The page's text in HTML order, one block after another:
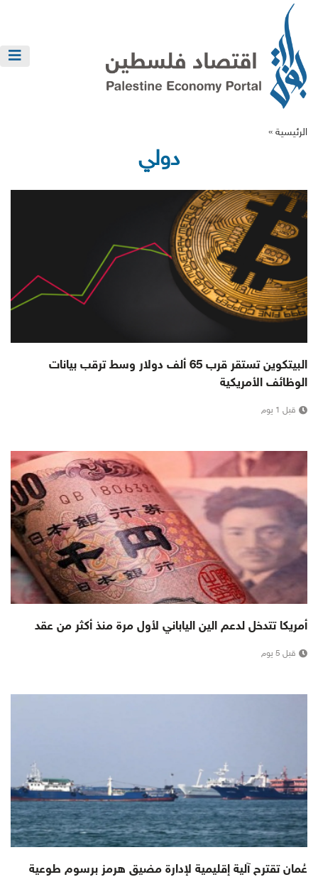
الرئيسية »
دولي
البيتكوين تستقر قرب 65 ألف دولار وسط ترقب بيانات
الوظائف الأمريكية
قبل 1 يوم
أمريكا تتدخل لدعم الين الياباني لأول مرة منذ أكثر من عقد
قبل 5 يوم
عُمان تقترح آلية إقليمية لإدارة مضيق هرمز برسوم طوعية